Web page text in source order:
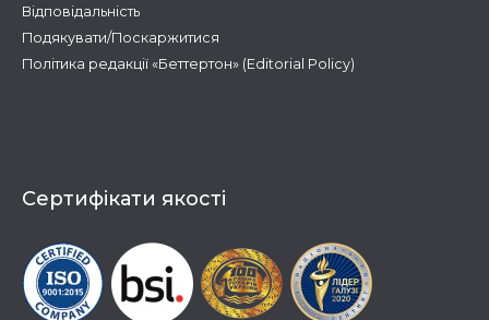
Відповідальність
Подякувати/Поскаржитися
Політика редакції «Беттертон» (Editorial Policy)
Сертифікати якості